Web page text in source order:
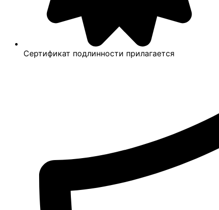
Сертификат подлинности прилагается